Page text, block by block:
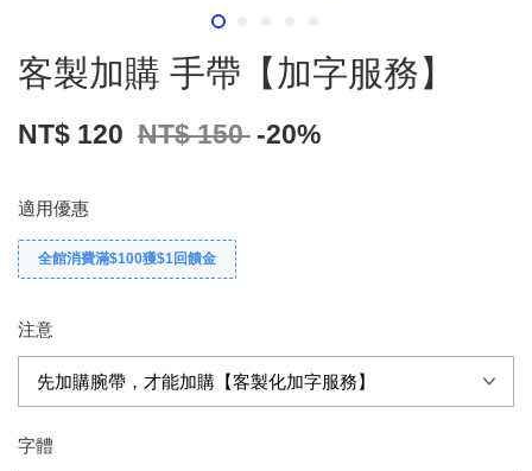
客製加購 手帶【加字服務】
NT$ 120 NT$ 150 -20%
適用優惠
全館消費滿$100獲$1回饋金
注意
字體